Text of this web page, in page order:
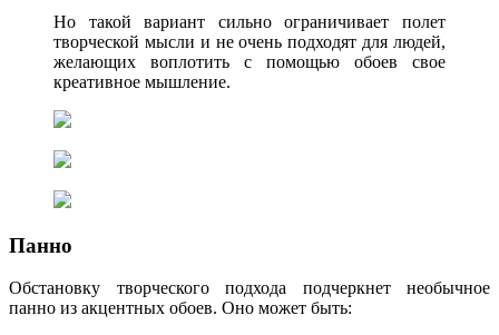
Но такой вариант сильно ограничивает полет
творческой мысли и не очень подходят для людей,
желающих воплотить с помощью обоев свое
креативное мышление.
Панно
Обстановку творческого подхода подчеркнет необычное
панно из акцентных обоев. Оно может быть: